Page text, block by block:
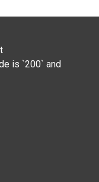
is `200` and